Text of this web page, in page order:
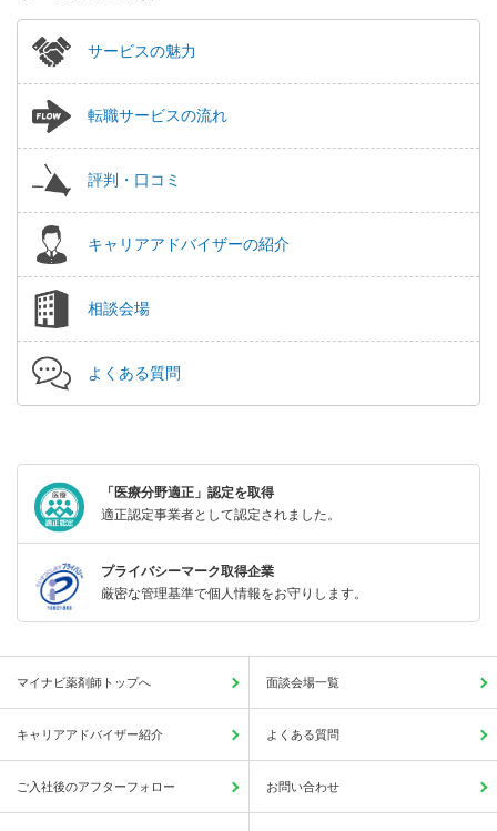
サービスの魅力
転職サービスの流れ
評判・口コミ
キャリアアドバイザーの紹介
相談会場
よくある質問
「医療分野適正」認定を取得
適正認定事業者として認定されました。
プライバシーマーク取得企業
厳密な管理基準で個人情報をお守りします。
マイナビ薬剤師トップへ 面談会場一覧
キャリアアドバイザー紹介 よくある質問
ご入社後のアフターフォロー お問い合わせ